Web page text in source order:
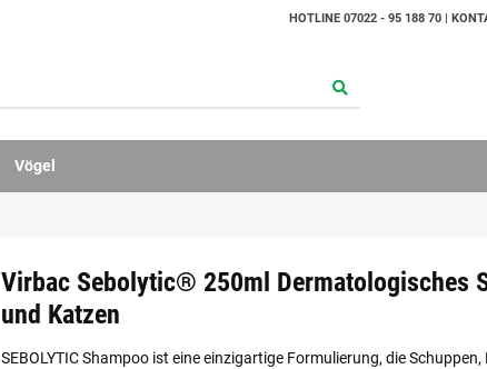
HOTLINE 07022 - 95 188 70 |
Vögel
Virbac Sebolytic® 250ml Dermatologisches
und Katzen
SEBOLYTIC Shampoo ist eine einzigartige Formulierung, die